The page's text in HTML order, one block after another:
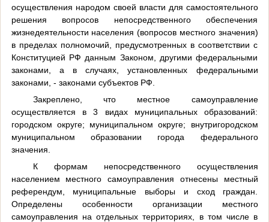
осуществления народом своей власти для самостоятельного
решения вопросов непосредственного обеспечения
жизнедеятельности населения (вопросов местного значения)
в пределах полномочий, предусмотренных в соответствии с
Конституцией РФ данным Законом, другими федеральными
законами, а в случаях, установленных федеральными
законами, - законами субъектов РФ.
Закреплено, что местное самоуправление
осуществляется в 3 видах муниципальных образований:
городском округе; муниципальном округе; внутригородском
муниципальном образовании города федерального
значения.
К формам непосредственного осуществления
населением местного самоуправления отнесены местный
референдум, муниципальные выборы и сход граждан.
Определены особенности организации местного
самоуправления на отдельных территориях, в том числе в